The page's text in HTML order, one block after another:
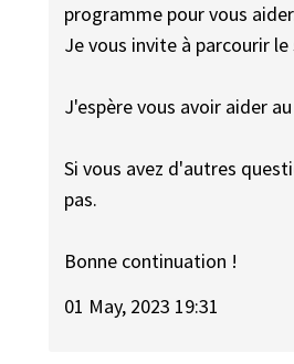
programme pour vous
Je vous invite à parcourir le
J'espère vous avoir aider
Si vous avez d'autres
pas.
Bonne continuation !
01 May, 2023 19:31